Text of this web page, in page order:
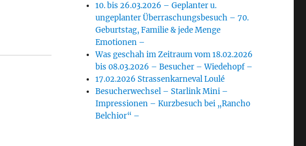
10. bis 26.03.2026 – Geplanter u.
ungeplanter Überraschungsbesuch – 70.
Geburtstag, Familie & jede Menge
Emotionen –
Was geschah im Zeitraum vom 18.02.2026
bis 08.03.2026 – Besucher – Wiedehopf –
17.02.2026 Strassenkarneval Loulé
Besucherwechsel – Starlink Mini –
Impressionen – Kurzbesuch bei „Rancho
Belchior“ –